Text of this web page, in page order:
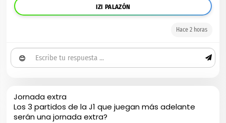
IZI PALAZÓN
Hace 2 horas
😊
Jornada extra
Los 3 partidos de la J1 que juegan más adelante
serán una jornada extra?